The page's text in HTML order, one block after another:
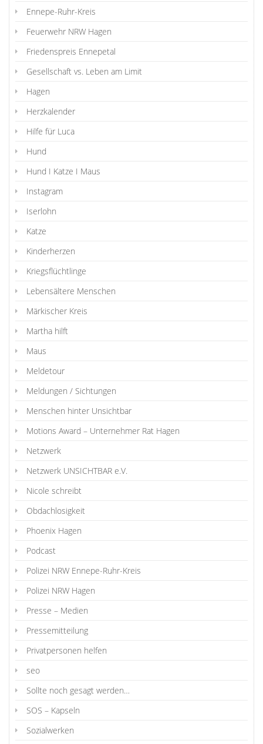
Ennepe-Ruhr-Kreis
Feuerwehr NRW Hagen
Friedenspreis Ennepetal
Gesellschaft vs. Leben am Limit
Hagen
Herzkalender
Hilfe für Luca
Hund
Hund I Katze I Maus
Instagram
Iserlohn
Katze
Kinderherzen
Kriegsflüchtlinge
Lebensältere Menschen
Märkischer Kreis
Martha hilft
Maus
Meldetour
Meldungen / Sichtungen
Menschen hinter Unsichtbar
Motions Award – Unternehmer Rat Hagen
Netzwerk
Netzwerk UNSICHTBAR e.V.
Nicole schreibt
Obdachlosigkeit
Phoenix Hagen
Podcast
Polizei NRW Ennepe-Ruhr-Kreis
Polizei NRW Hagen
Presse – Medien
Pressemitteilung
Privatpersonen helfen
seo
Sollte noch gesagt werden…
SOS – Kapseln
Sozialwerken